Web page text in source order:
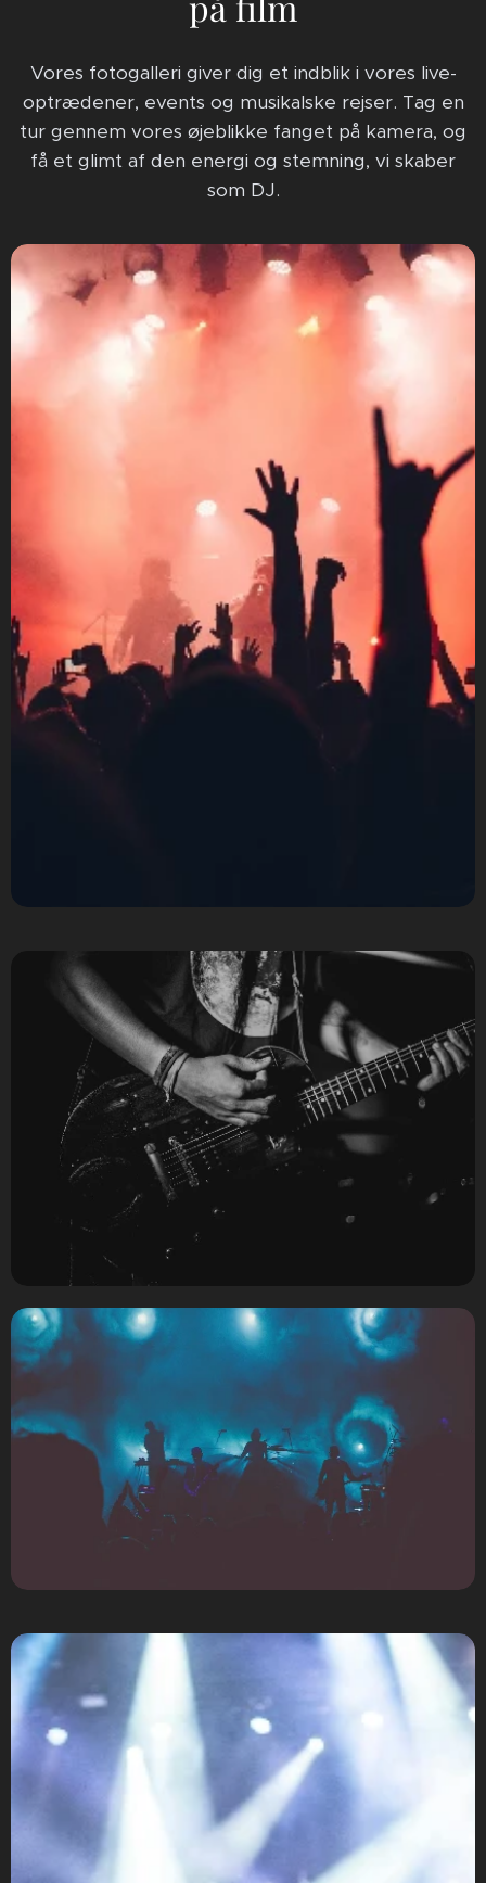
Vores fotogalleri giver dig et indblik i vores live-
optrædener, events og musikalske rejser. Tag en
tur gennem vores øjeblikke fanget på kamera, og
få et glimt af den energi og stemning, vi skaber
som DJ.